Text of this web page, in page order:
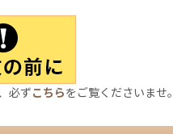
必ずこちらをご覧くださいませ。